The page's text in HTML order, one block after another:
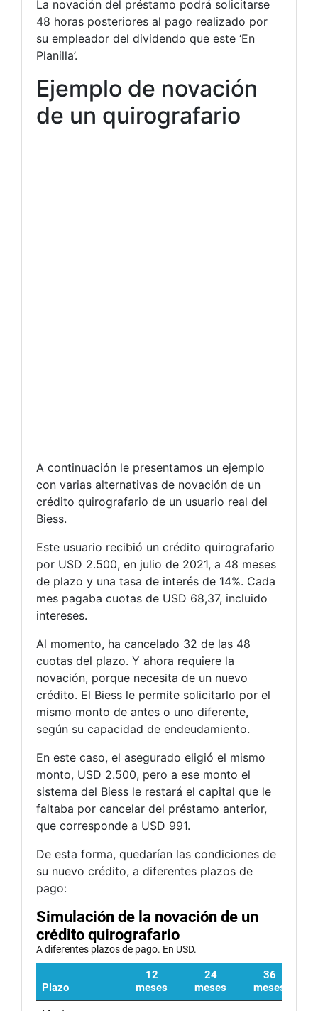
La novación del préstamo podrá solicitarse
48 horas posteriores al pago realizado por
su empleador del dividendo que este ‘En
Planilla’.
Ejemplo de novación
de un quirografario
A continuación le presentamos un ejemplo
con varias alternativas de novación de un
crédito quirografario de un usuario real del
Biess.
Este usuario recibió un crédito quirografario
por USD 2.500, en julio de 2021, a 48 meses
de plazo y una tasa de interés de 14%. Cada
mes pagaba cuotas de USD 68,37, incluido
intereses.
Al momento, ha cancelado 32 de las 48
cuotas del plazo. Y ahora requiere la
novación, porque necesita de un nuevo
crédito. El Biess le permite solicitarlo por el
mismo monto de antes o uno diferente,
según su capacidad de endeudamiento.
En este caso, el asegurado eligió el mismo
monto, USD 2.500, pero a ese monto el
sistema del Biess le restará el capital que le
faltaba por cancelar del préstamo anterior,
que corresponde a USD 991.
De esta forma, quedarían las condiciones de
su nuevo crédito, a diferentes plazos de
pago: